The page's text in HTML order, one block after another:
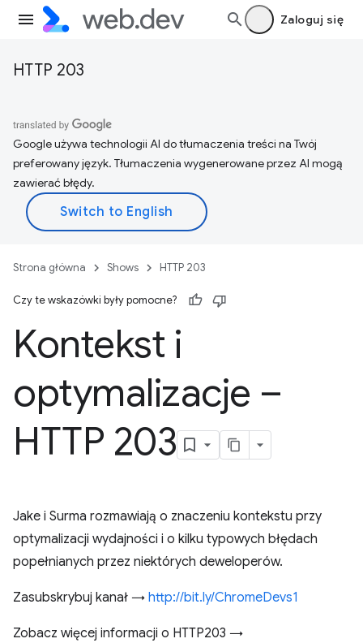
Zaloguj się
HTTP 203
Google używa technologii AI do tłumaczenia treści na Twój
preferowany język. Tłumaczenia wygenerowane przez AI mogą
zawierać błędy.
Strona główna Shows HTTP 203
Czy te wskazówki były pomocne?
Kontekst i
optymalizacje –
HTTP 203
Jake i Surma rozmawiają o znaczeniu kontekstu przy
optymalizacji wydajności i o kilku typowych błędach
popełnianych przez niektórych deweloperów.
Zasubskrybuj kanał → http://bit.ly/ChromeDevs1
Zobacz więcej informacji o HTTP203 →